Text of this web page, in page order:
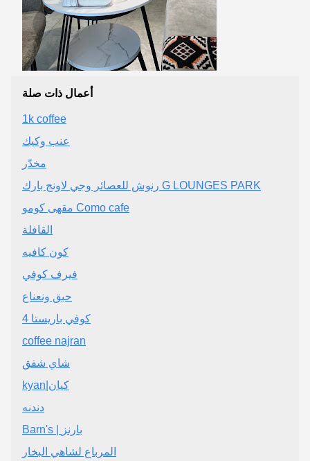
أعمال ذات صلة
1k coffee
عنب وكيك
مخدّر
رنوش للعصائر وجي لاونج بارك G LOUNGES PARK
مقهى كومو Como cafe
القافلة
كون كافيه
فيرف كوفي
حبق ونعناع
كوفي باريستا 4
coffee najran
شاي شفق
kyan|كيان
دندنه
Barn's | بارنز
المرباع لشاهي البخار